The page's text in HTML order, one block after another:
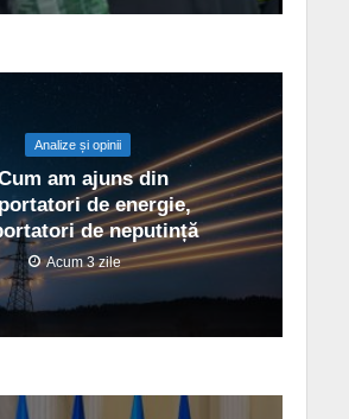
Analize și opinii
am ajuns din
de energie,
de neputință
Acum 3 zile